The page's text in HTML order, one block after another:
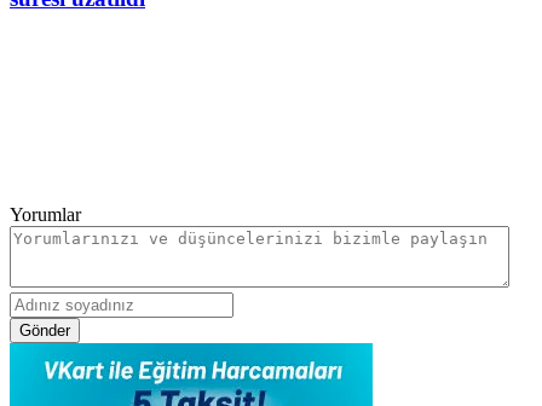
Yorumlar
Gönder